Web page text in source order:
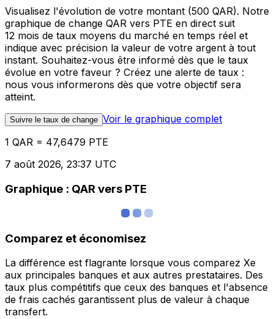
Visualisez l'évolution de votre montant (500 QAR). Notre
graphique de change QAR vers PTE en direct suit
12 mois de taux moyens du marché en temps réel et
indique avec précision la valeur de votre argent à tout
instant. Souhaitez-vous être informé dès que le taux
évolue en votre faveur ? Créez une alerte de taux :
nous vous informerons dès que votre objectif sera
atteint.
Suivre le taux de change Voir le graphique complet
1 QAR = 47,6479 PTE
7 août 2026, 23:37 UTC
Graphique : QAR vers PTE
Comparez et économisez
La différence est flagrante lorsque vous comparez Xe
aux principales banques et aux autres prestataires. Des
taux plus compétitifs que ceux des banques et l'absence
de frais cachés garantissent plus de valeur à chaque
transfert.